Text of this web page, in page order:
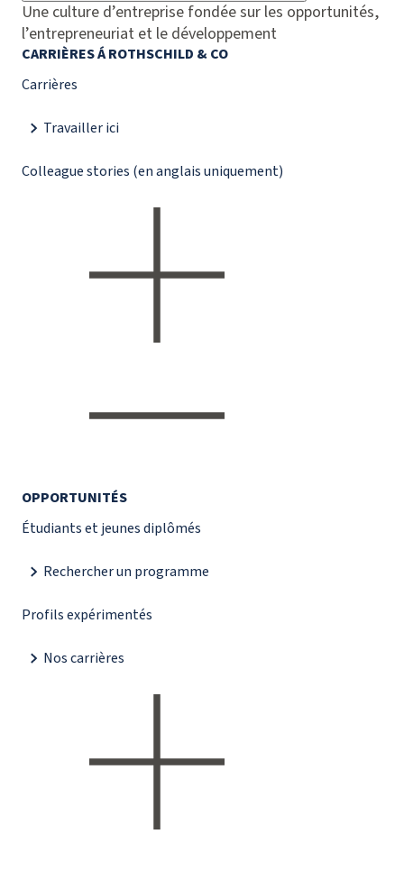
Une culture d’entreprise fondée sur les opportunités,
l’entrepreneuriat et le développement
CARRIÈRES Á ROTHSCHILD & CO
Carrières
Travailler ici
Colleague stories (en anglais uniquement)
OPPORTUNITÉS
Étudiants et jeunes diplômés
Rechercher un programme
Profils expérimentés
Nos carrières